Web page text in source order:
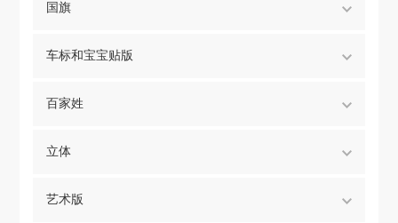
国旗
车标和宝宝贴版
百家姓
立体
艺术版